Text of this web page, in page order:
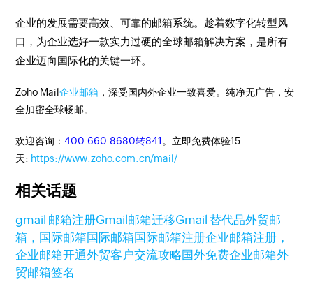
企业的发展需要高效、可靠的邮箱系统。趁着数字化转型风
口，为企业选好一款实力过硬的全球邮箱解决方案，是所有
企业迈向国际化的关键一环。
Zoho Mail企业邮箱 ，深受国内外企业一致喜爱。纯净无广告，安
全加密全球畅邮。
欢迎咨询：400-660-8680转841 。立即免费体验15
天: https://www.zoho.com.cn/mail/
相关话题
gmail 邮箱注册Gmail邮箱迁移Gmail 替代品外贸邮
箱，国际邮箱国际邮箱国际邮箱注册企业邮箱注册，
企业邮箱开通外贸客户交流攻略国外免费企业邮箱外
贸邮箱签名